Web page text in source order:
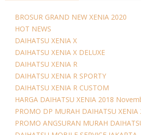
BROSUR GRAND NEW XENIA 2020
HOT NEWS
DAIHATSU XENIA X
DAIHATSU XENIA X DELUXE
DAIHATSU XENIA R
DAIHATSU XENIA R SPORTY
DAIHATSU XENIA R CUSTOM
HARGA DAIHATSU XENIA 2018
PROMO DP MURAH DAIHATSU XENIA
PROMO ANGSURAN MURAH